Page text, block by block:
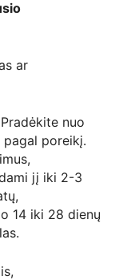
ar
nuo
poreikį.
jį iki 2-3
14 iki 28 dienų